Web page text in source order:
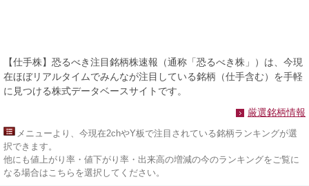
【仕手株】恐るべき注目銘柄株速報（通称「恐るべき株」）は、今現
在ほぼリアルタイムでみんなが注目している銘柄（仕手含む）を手軽
に見つける株式データベースサイトです。
厳選銘柄情報
メニューより、今現在2chやY板で注目されている銘柄ランキングが選
択できます。
他にも値上がり率・値下がり率・出来高の増減の今のランキングをご覧に
なる場合はこちらを選択してください。